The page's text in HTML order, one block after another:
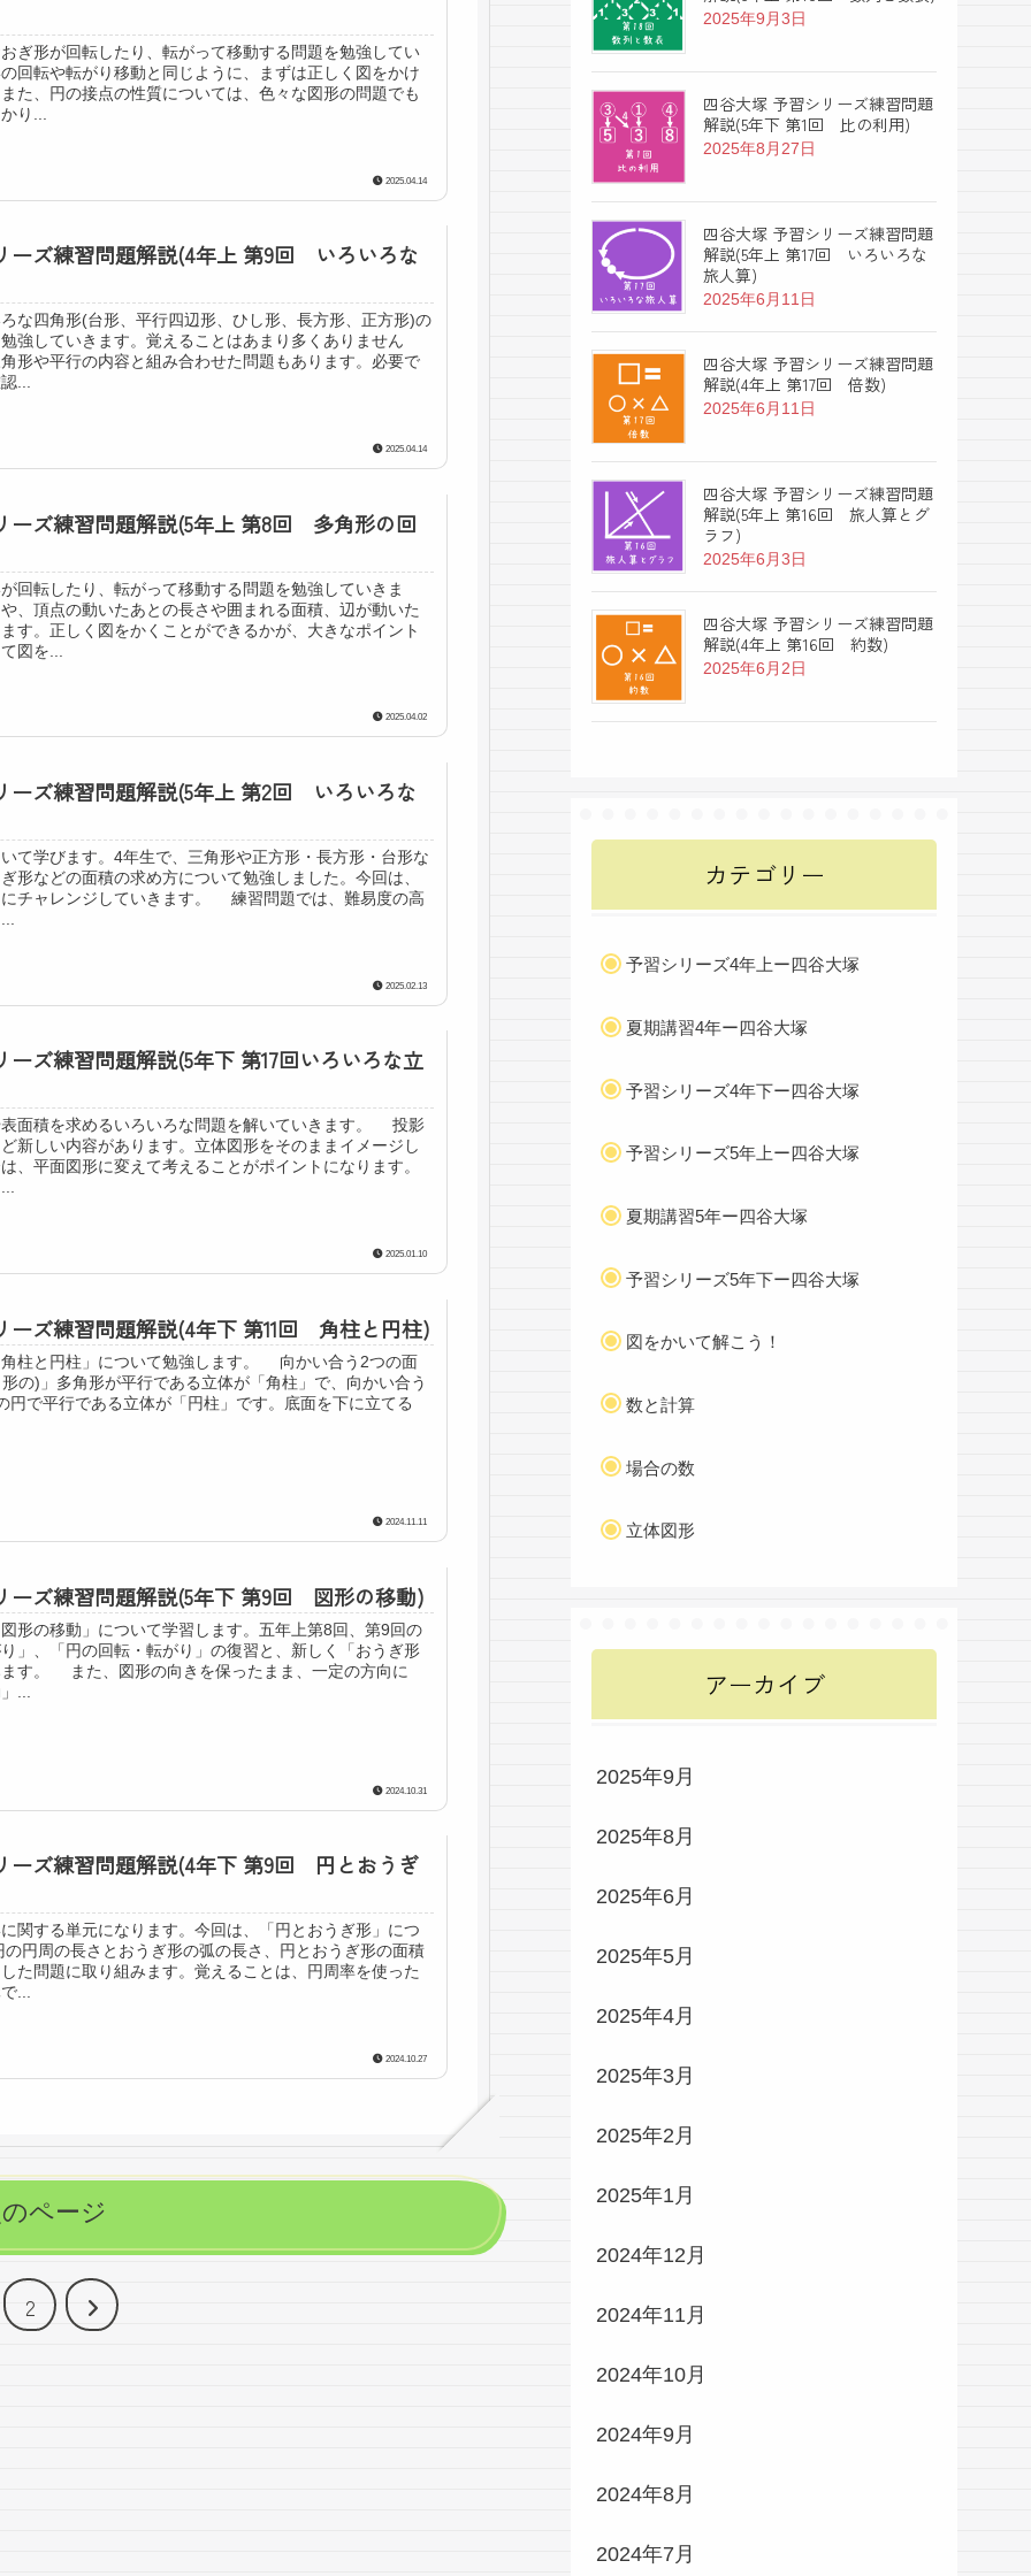
ぎ形が回転したり、転がって移動する問題を勉強してい
回転や転がり移動と同じように、まずは正しく図をかけ
た、円の接点の性質については、色々な図形の問題でも
り...
2025.04.14
ーズ練習問題解説(4年上 第9回 いろいろな
な四角形(台形、平行四辺形、ひし形、長方形、正方形)の
強していきます。覚えることはあまり多くありません
形や平行の内容と組み合わせた問題もあります。必要で
...
2025.04.14
ーズ練習問題解説(5年上 第8回 多角形の回
回転したり、転がって移動する問題を勉強していきま
、頂点の動いたあとの長さや囲まれる面積、辺が動いた
す。正しく図をかくことができるかが、大きなポイント
図を...
2025.04.02
ーズ練習問題解説(5年上 第2回 いろいろな
て学びます。4年生で、三角形や正方形・長方形・台形な
形などの面積の求め方について勉強しました。今回は、
チャレンジしていきます。 練習問題では、難易度の高
2025.02.13
ーズ練習問題解説(5年下 第17回いろいろな立
面積を求めるいろいろな問題を解いていきます。 投影
新しい内容があります。立体図形をそのままイメージし
、平面図形に変えて考えることがポイントになります。
2025.01.10
ーズ練習問題解説(4年下 第11回 角柱と円柱)
柱と円柱」について勉強します。 向かい合う2つの面
の)」多角形が平行である立体が「角柱」で、向かい合う
円で平行である立体が「円柱」です。底面を下に立てる
2024.11.11
ーズ練習問題解説(5年下 第9回 図形の移動)
形の移動」について学習します。五年上第8回、第9回の
」、「円の回転・転がり」の復習と、新しく「おうぎ形
す。 また、図形の向きを保ったまま、一定の方向に
...
2024.10.31
ーズ練習問題解説(4年下 第9回 円とおうぎ
関する単元になります。今回は、「円とおうぎ形」につ
円周の長さとおうぎ形の弧の長さ、円とおうぎ形の面積
た問題に取り組みます。覚えることは、円周率を使った
...
2024.10.27
ページ
2
次
2025年9月3日
四谷大塚 予習シリーズ練習問題
解説(5年下 第1回 比の利用)
2025年8月27日
四谷大塚 予習シリーズ練習問題
解説(5年上 第17回 いろいろな
旅人算)
2025年6月11日
四谷大塚 予習シリーズ練習問題
解説(4年上 第17回 倍数)
2025年6月11日
四谷大塚 予習シリーズ練習問題
解説(5年上 第16回 旅人算とグ
ラフ)
2025年6月3日
四谷大塚 予習シリーズ練習問題
解説(4年上 第16回 約数)
2025年6月2日
カテゴリー
予習シリーズ4年上ー四谷大塚
夏期講習4年ー四谷大塚
予習シリーズ4年下ー四谷大塚
予習シリーズ5年上ー四谷大塚
夏期講習5年ー四谷大塚
予習シリーズ5年下ー四谷大塚
図をかいて解こう！
数と計算
場合の数
立体図形
アーカイブ
2025年9月
2025年8月
2025年6月
2025年5月
2025年4月
2025年3月
2025年2月
2025年1月
2024年12月
2024年11月
2024年10月
2024年9月
2024年8月
2024年7月